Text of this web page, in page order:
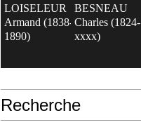
LOISELEUR
Armand (1838-
1890)
BESNEAU
Charles (1824-
xxxx)
Recherche